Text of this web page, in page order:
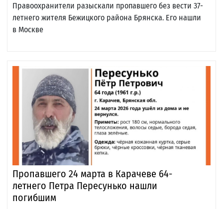
Правоохранители разыскали пропавшего без вести 37-
летнего жителя Бежицкого района Брянска. Его нашли
в Москве
Пропавшего 24 марта в Карачеве 64-
летнего Петра Пересунько нашли
погибшим